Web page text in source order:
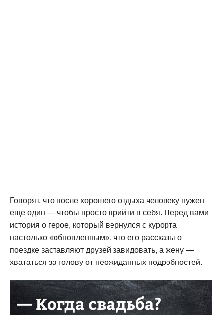
Говорят, что после хорошего отдыха человеку нужен
еще один — чтобы просто прийти в себя. Перед вами
история о герое, который вернулся с курорта
настолько «обновленным», что его рассказы о
поездке заставляют друзей завидовать, а жену —
хвататься за голову от неожиданных подробностей.